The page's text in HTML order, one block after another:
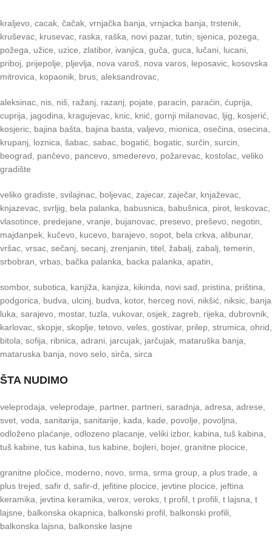
kraljevo, cacak, čačak, vrnjačka banja, vrnjacka banja, trstenik,
kruševac, krusevac, raska, raška, novi pazar, tutin, sjenica, pozega,
požega, užice, uzice, zlatibor, ivanjica, guča, guca, lučani, lucani,
priboj, prijepolje, pljevlja, nova varoš, nova varos, leposavic, kosovska
mitrovica, kopaonik, brus, aleksandrovac,
aleksinac, nis, niš, ražanj, razanj, pojate, paracin, paraćin, ćuprija,
cuprija, jagodina, kragujevac, knic, knić, gornji milanovac, ljig, kosjerić,
kosjeric, bajina bašta, bajina basta, valjevo, mionica, osečina, osecina,
krupanj, loznica, šabac, sabac, bogatić, bogatic, surčin, surcin,
beograd, pančevo, pancevo, smederevo, požarevac, kostolac, veliko
gradište
veliko gradiste, svilajinac, boljevac, zajecar, zaječar, knjaževac,
knjazevac, svrljig, bela palanka, babusnica, babušnica, pirot, leskovac,
vlasotince, predejane, vranje, bujanovac, presevo, preševo, negotin,
majdanpek, kučevo, kucevo, barajevo, sopot, bela crkva, alibunar,
vršac, vrsac, sečanj, secanj, zrenjanin, titel, žabalj, zabalj, temerin,
srbobran, vrbas, bačka palanka, backa palanka, apatin,
sombor, subotica, kanjiža, kanjiza, kikinda, novi sad, pristina, priština,
podgorica, budva, ulcinj, budva, kotor, herceg novi, nikšić, niksic, banja
luka, sarajevo, mostar, tuzla, vukovar, osjek, zagreb, rijeka, dubrovnik,
karlovac, skopje, skoplje, tetovo, veles, gostivar, prilep, strumica, ohrid,
bitola, sofija, ribnica, adrani, jarcujak, jarčujak, mataruška banja,
mataruska banja, novo selo, sirča, sirca
ŠTA NUDIMO
veleprodaja, veleprodaje, partner, partneri, saradnja, adresa, adrese,
svet, voda, sanitarija, sanitarije, kada, kade, povolje, povoljna,
odloženo plaćanje, odlozeno placanje, veliki izbor, kabina, tuš kabina,
tuš kabine, tus kabina, tus kabine, bojleri, bojer, granitne plocice,
granitne pločice, moderno, novo, srma, srma group, a plus trade, a
plus trejed, safir d, safir-d, jefitine plocice, jevtine plocice, jeftina
keramika, jevtina keramika, verox, veroks, t profil, t profili, t lajsna, t
lajsne, balkonska okapnica, balkonski profil, balkonski profili,
balkonska lajsna, balkonske lasjne